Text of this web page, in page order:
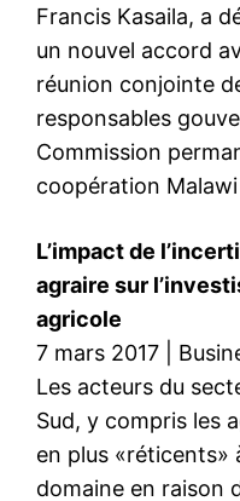
Francis Kasaila, a
un nouvel accord
réunion conjointe
responsables
Commission
coopération
L’impact de
agraire sur
agricole
7 mars 2017 |
Les acteurs du
Sud, y compris les
en plus «réticents»
domaine en raison